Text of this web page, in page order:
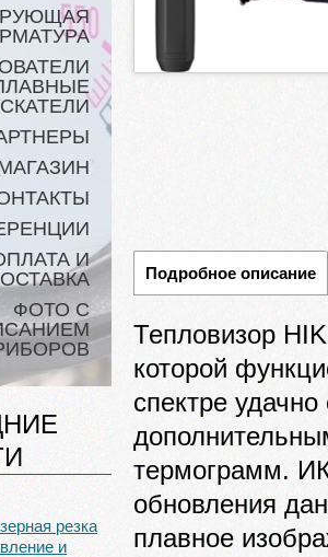
И
ФОТО С
резка
и
Подробное описание
Тепловизор
которой
спектре
термограмм.
обновления
плавное